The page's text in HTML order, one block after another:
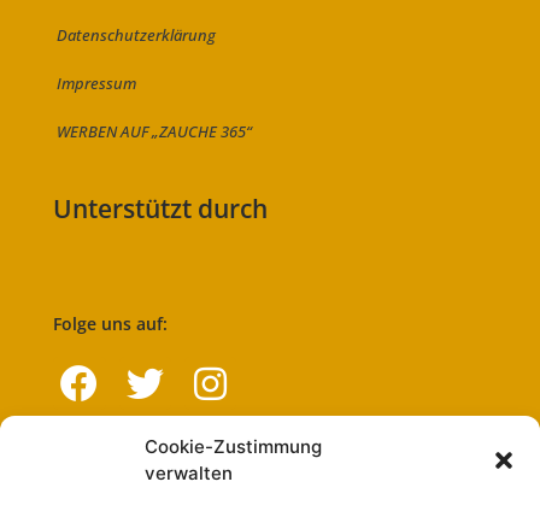
Cookie-Zustimmung
verwalten
Datenschutzerklärung
Impressum
WERBEN AUF „ZAUCHE 365“
Unterstützt durch
Folge uns auf:
Navigation